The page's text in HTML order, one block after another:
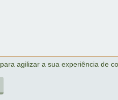
para agilizar a sua experiência de